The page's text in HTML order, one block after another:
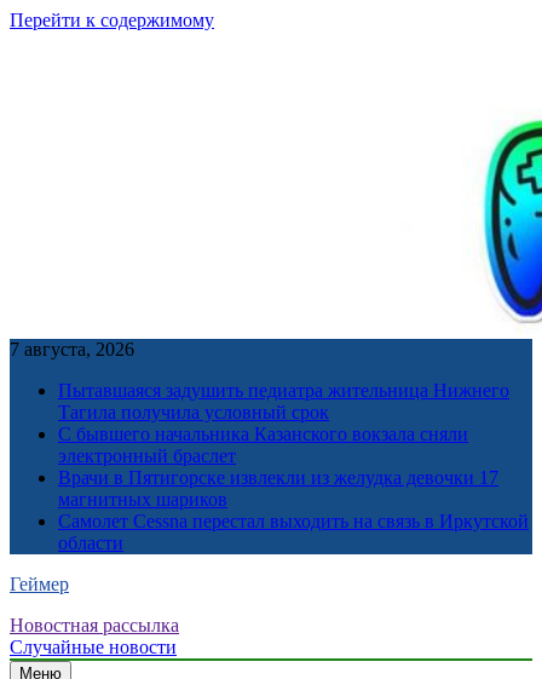
Перейти к содержимому
7 августа, 2026
Пытавшаяся задушить педиатра жительница Нижнего
Тагила получила условный срок
С бывшего начальника Казанского вокзала сняли
электронный браслет
Врачи в Пятигорске извлекли из желудка девочки 17
магнитных шариков
Самолет Cessna перестал выходить на связь в Иркутской
области
Геймер
Новостная рассылка
Случайные новости
Меню